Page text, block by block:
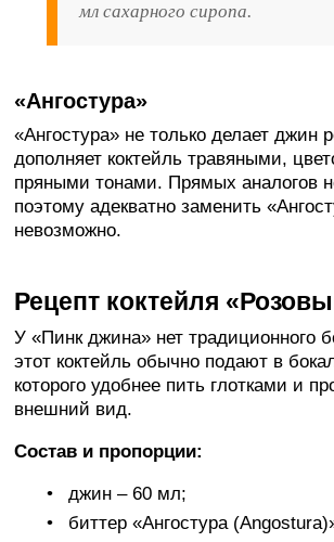
мл сахарного сиропа.
«Ангостура»
«Ангостура» не только делает джин
дополняет коктейль травяными,
пряными тонами. Прямых аналогов
поэтому адекватно заменить
невозможно.
Рецепт коктейля
У «Пинк джина» нет традиционного
этот коктейль обычно подают в
которого удобнее пить глотками и
внешний вид.
Состав и пропорции:
джин – 60 мл;
биттер «Ангостура